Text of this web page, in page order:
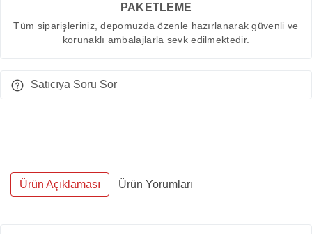
PAKETLEME
Tüm siparişleriniz, depomuzda özenle hazırlanarak güvenli ve
korunaklı ambalajlarla sevk edilmektedir.
Satıcıya Soru Sor
Ürün Açıklaması Ürün Yorumları